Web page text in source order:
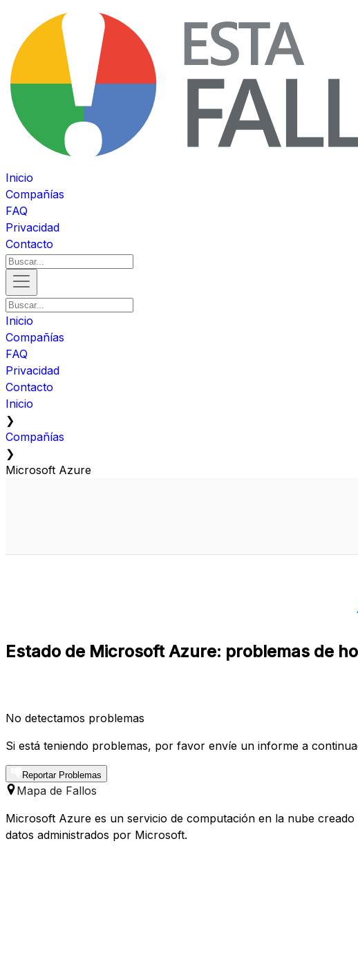
Inicio
Compañías
FAQ
Privacidad
Contacto
Inicio
Compañías
FAQ
Privacidad
Contacto
Inicio
❯
Compañías
❯
Microsoft Azure
Estado de Microsoft Azure: problemas de
No detectamos problemas
Si está teniendo problemas, por favor envíe un informe a
Reportar Problemas
Mapa de Fallos
Microsoft Azure es un servicio de computación en la nube
datos administrados por Microsoft.